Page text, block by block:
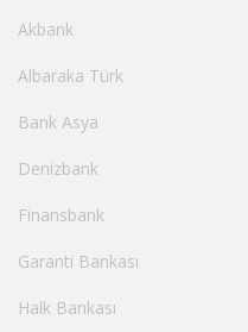
Akbank
Albaraka Türk
Bank Asya
Denizbank
Finansbank
Garanti Bankası
Halk Bankası